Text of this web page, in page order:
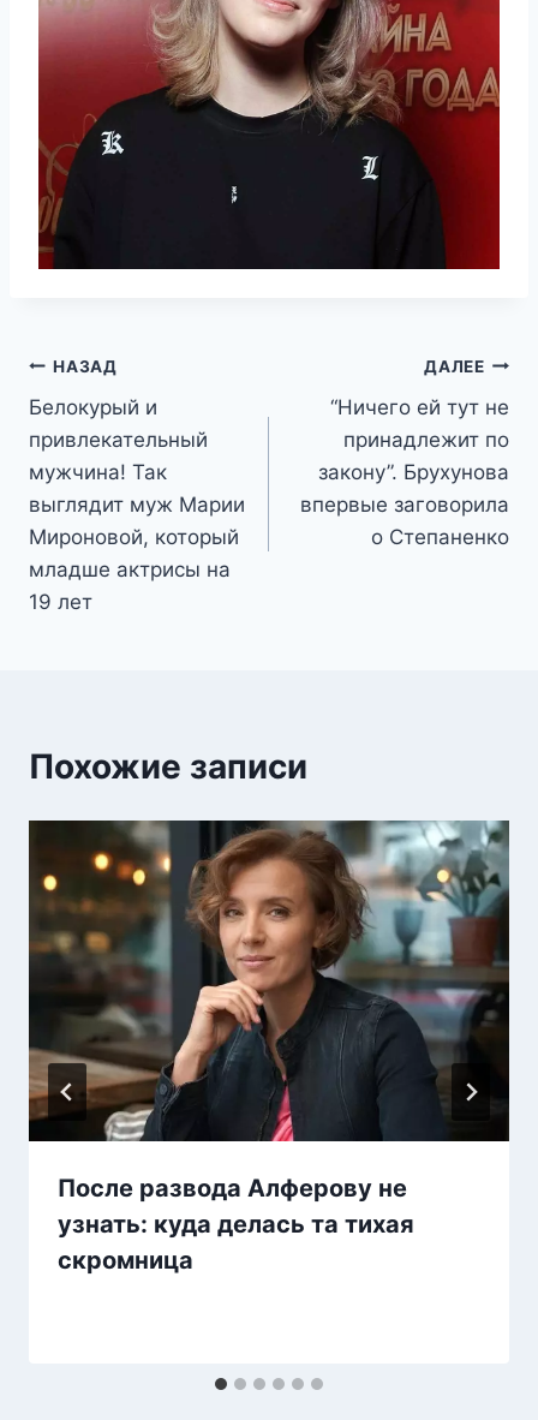
Навигация
по
записям
НАЗАД
Белокурый и
привлекательный
мужчина! Так
выглядит муж Марии
Мироновой, который
младше актрисы на
19 лет
ДАЛЕЕ
“Ничего ей тут не
принадлежит по
закону”. Брухунова
впервые заговорила
о Степаненко
Похожие записи
После развода Алферову не
узнать: куда делась та тихая
скромница